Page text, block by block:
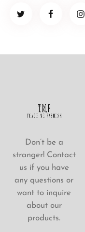
Don’t be a
stranger! Contact
us if you have
any questions or
want to inquire
about our
products.